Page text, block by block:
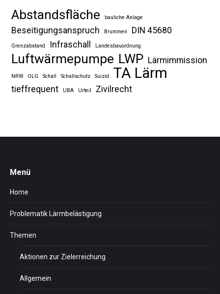
Abstandsfläche bauliche Anlage
Beseitigungsanspruch Brummen DIN 45680
Grenzabstand Infraschall Landesbauordnung
Luftwärmepumpe LWP Lärmimmission
NRW OLG Schall Schallschutz Suizid TA Lärm
tieffrequent UBA Urteil Zivilrecht
Menü
Home
Problematik Lärmbelästigung
Themen
Aktionen zur Zielerreichung
Allgemein